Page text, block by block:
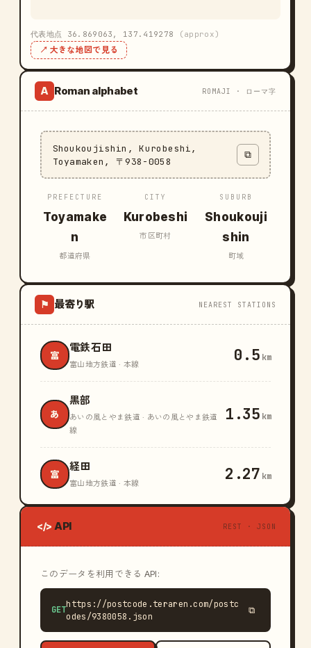
代表地点 36.869063, 137.419278 (approx)
↗ 大きな地図で見る
A Roman alphabet ROMAJI · ローマ字
Shoukoujishin, Kurobeshi,
Toyamaken, 〒938-0058
⧉
PREFECTURE
Toyamake
n
都道府県
CITY
Kurobeshi
市区町村
SUBURB
Shoukouji
shin
町域
⚑ 最寄り駅 NEAREST STATIONS
富
電鉄石田
富山地方鉄道 · 本線 0.5 km
あ
黒部
あいの風とやま鉄道 · あいの風とやま鉄道
線
1.35 km
富
経田
富山地方鉄道 · 本線 2.27 km
</> API REST · JSON
このデータを利用できる API:
GET
https://postcode.teraren.com/postc
odes/9380058.json
⧉